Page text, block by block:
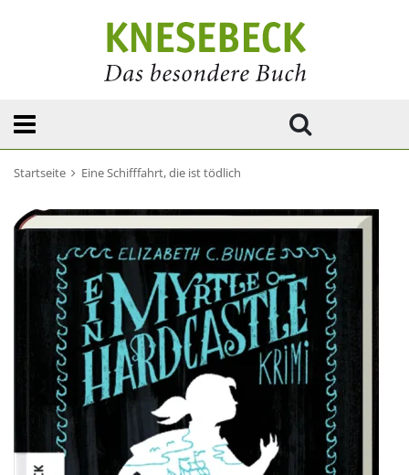
Startseite Eine Schifffahrt, die ist tödlich